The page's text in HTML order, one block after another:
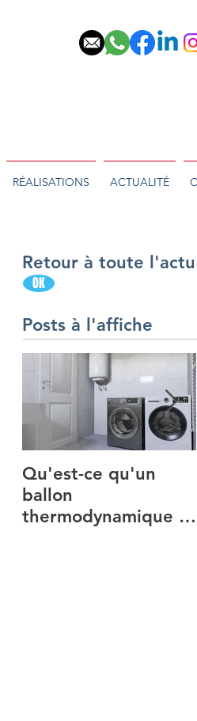
RÉALISATIONS ACTUALITÉ
Retour à toute l'actu
OK
Posts à l'affiche
Qu'est-ce qu'un
ballon
thermodynamique et